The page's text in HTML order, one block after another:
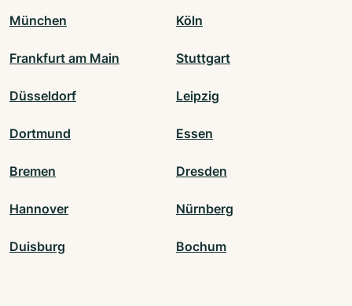
München Köln
Frankfurt am Main Stuttgart
Düsseldorf Leipzig
Dortmund Essen
Bremen Dresden
Hannover Nürnberg
Duisburg Bochum